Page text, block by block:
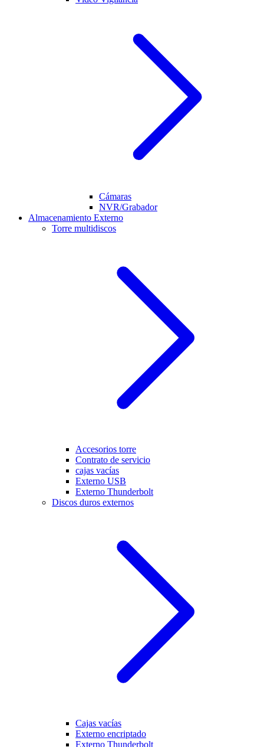
Cámaras
NVR/Grabador
Almacenamiento Externo
Torre multidiscos
Accesorios torre
Contrato de servicio
cajas vacías
Externo USB
Externo Thunderbolt
Discos duros externos
Cajas vacías
Externo encriptado
Externo Thunderbolt